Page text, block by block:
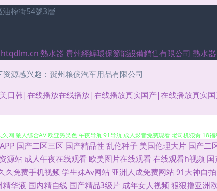
榨街54號3層
熱水器 貴州經緯環保節能設備銷售有限公司 熱水器
源感兴趣：贺州粮傧汽车用品有限公司
日韩|在线播放在线播放|在线播放真实国产|在线播放真
91熟女 91免费看在线 五月香蕉91 69老湿机 99福利在线视频 激情黄色av 91天堂
日本毛茸茸 精品勉费无码久久 丝袜性爱免费视频 在线夜间视频91 AAA淫网 福
导航视频 久久五月天av 欧洲A级网站 中文字幕黄色 AV成网址 豆花影视黄色
国产二区三区 国产精品性 乱伦种子 美国伦理大片 国产二
源站 成人午夜在线观看 欧美图片在线观看在线观看h视频 国
久免费手机视频 学生妹Av网站 亚洲人成免费网站91大神自拍
精华液 国内精自线 国产精品3级片 成年女人视频 狠狠撸亚洲